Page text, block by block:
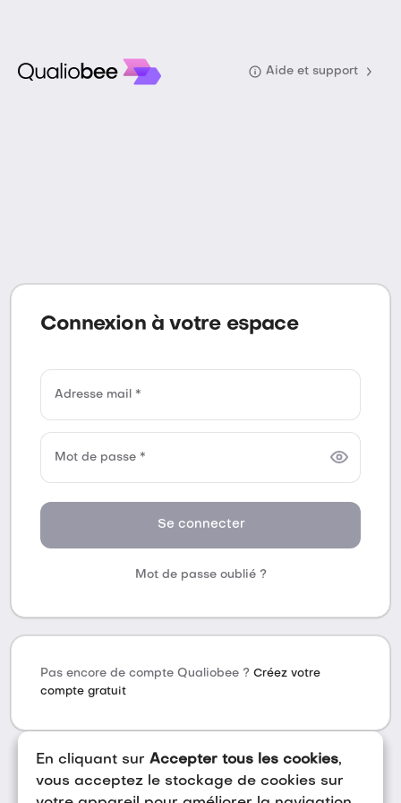
Aide et support
Connexion à votre espace
Adresse mail *
Mot de passe *
Se connecter
Mot de passe oublié ?
Pas encore de compte Qualiobee ? Créez votre
compte gratuit
En cliquant sur Accepter tous les cookies,
vous acceptez le stockage de cookies sur